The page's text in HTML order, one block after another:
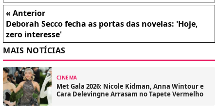
« Anterior
Deborah Secco fecha as portas das novelas: 'Hoje,
zero interesse'
MAIS NOTÍCIAS
CINEMA
Met Gala 2026: Nicole Kidman, Anna Wintour e
Cara Delevingne Arrasam no Tapete Vermelho